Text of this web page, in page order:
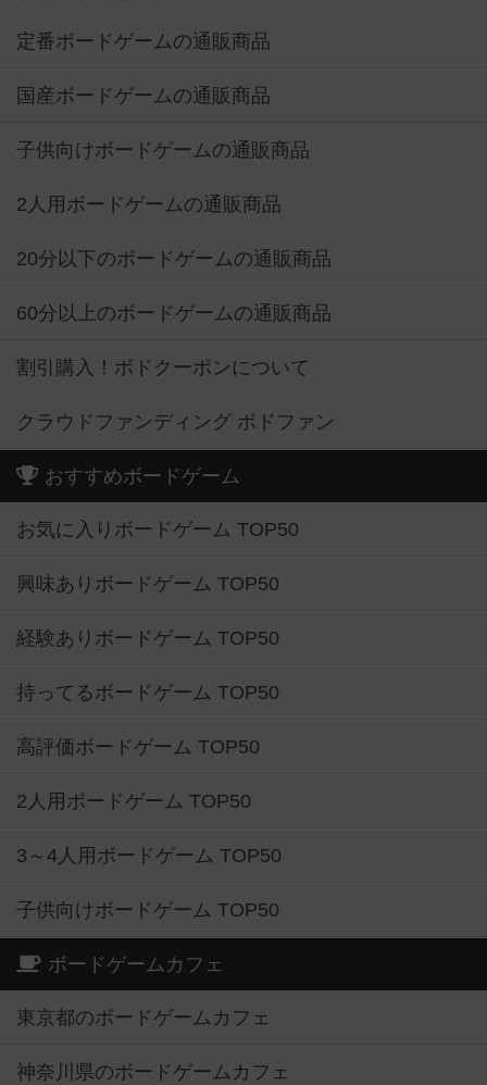
定番ボードゲームの通販商品
国産ボードゲームの通販商品
子供向けボードゲームの通販商品
2人用ボードゲームの通販商品
20分以下のボードゲームの通販商品
60分以上のボードゲームの通販商品
割引購入！ボドクーポンについて
クラウドファンディング ボドファン
おすすめボードゲーム
お気に入りボードゲーム TOP50
興味ありボードゲーム TOP50
経験ありボードゲーム TOP50
持ってるボードゲーム TOP50
高評価ボードゲーム TOP50
2人用ボードゲーム TOP50
3～4人用ボードゲーム TOP50
子供向けボードゲーム TOP50
ボードゲームカフェ
東京都のボードゲームカフェ
神奈川県のボードゲームカフェ